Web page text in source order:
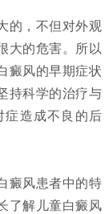
，不但对外观
大的危害。所以
癜风的早期症状
持科学的治疗与
症造成不良的后
癜风患者中的特
了解儿童白癜风